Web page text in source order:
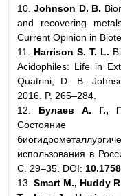
10.Johnson D. B.
and recovering
Current Opinion in
11. Harrison S. T. L.
Acidophiles: Life in
Quatrini, D. B.
2016. P. 265–284.
12. Булаев А. Г.,
Состояние
использования в
С. 29–35. DOI:
13.Smart M., Huddy